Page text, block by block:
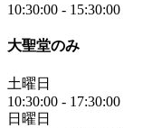
10:30:00 - 15:30:00
大聖堂のみ
土曜日
10:30:00 - 17:30:00
日曜日